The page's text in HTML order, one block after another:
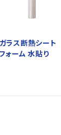
ラス断熱シート
ォーム 水貼り